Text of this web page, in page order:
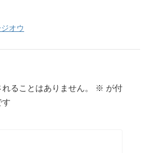
オウ
ることはありません。 ※ が付
す